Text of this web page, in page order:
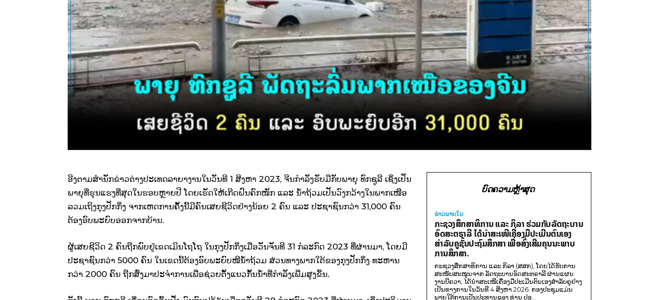
ອີງຕາມສຳນັກຂ່າວຕ່າງປະເທດລາຍາງານໃນວັນທີ 1 ສິງຫາ 2023, ຈີນກຳລັງຮັບມືກັບພາຍຸ ທົກຊູລີ ເຊິ່ງເປັນ
ພາຍຸທີ່ຮຸນແຮງທີ່ສຸດໃນຮອບຫຼາຍປີ ໂດຍເຮັດໃຫ້ເກີດຝົນຄົກໜັກ ແລະ ນ້ຳຖ້ວມເປັນວົງກວ້າງໃນພາກເໜືອ
ລວມເຖິງກຸງປັກກິ່ງ ຈາກເຫດການຄັ້ງນີ້ມີຄົນເສຍຊີວິດຢ່າງນ້ອຍ 2 ຄົນ ແລະ ປະຊາຊົນກວ່າ 31,000 ຄົນ
ຕ້ອງອົບພະຍົບອອກຈາກບ້ານ.
ຜູ້ເສຍຊີວິດ 2 ຄົນຖືກພົບຢູ່ເຂດເມິນໂຖໂຖ ໃນກຸງປັກກິ່ງເມື່ອວັນຈັນທີ 31 ກໍລະກົດ 2023 ທີ່ຜ່ານມາ, ໂດຍມີ
ປະຊາຊົນກວ່າ 5000 ຄົນ ໃນເຂດນີ້ຕ້ອງອົບພະຍົບໜີນ້ຳຖ້ວມ ສ່ວນທາງພາກໃຕ້ຂອງກຸງປັກກິ່ງ ທະຫານ
ກວ່າ 2000 ຄົນ ຖືກສົ່ງມາປະຈຳການເພື່ອຊ່ວຍຕັ້ງແນວກັ້ນນ້ຳທີ່ກຳລັງເພີ່ມສູງຂຶ້ນ.
ບົດຄວາມຫຼ້າສຸດ
ຂ່າວພາຍ​ໃນ
ກະຊວງສຶກສາທິການ ແລະ ກິລາ ຮ່ວມກັບລັດຖະບານ
ອົດສະຕຣາລີ ໄດ້ນຳສະເໜີເຄື່ອງມືປະເມີນຕົນເອງ
ສຳລັບຄູຊັ້ນປະຖົມສຶກສາ ເພື່ອສົ່ງເສີມຄຸນນະພາບ
ການສຶກສາ.
ກະຊວງສຶກສາທິການ ແລະ ກິລາ (ສສກ), ໂດຍໄດ້ຮັບການ
ສະໜັບສະໜູນຈາກ ລັດຖະບານອົດສະຕຣາລີ ຜ່ານແຜນ
ງານບີຄວາ, ໄດ້ນຳສະເໜີເຄື່ອງມືປະເມີນຕົນເອງສຳລັບຄູຢ່າງ
ເປັນທາງການໃນວັນທີ 4 ສິງຫາ 2026. ກອງປະຊຸມແມ່ນ
ພາຍໃຕ້ການເປັນປະທານຂອງ ທ່ານ ປອ...